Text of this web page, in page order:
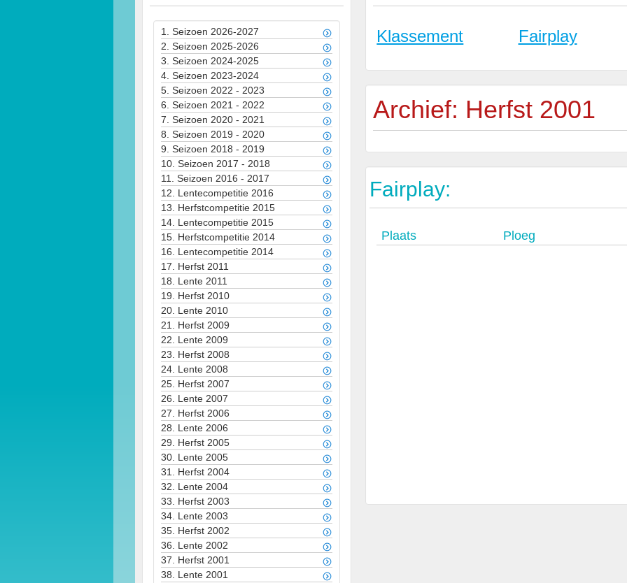
1. Seizoen 2026-2027
2. Seizoen 2025-2026
3. Seizoen 2024-2025
4. Seizoen 2023-2024
5. Seizoen 2022 - 2023
6. Seizoen 2021 - 2022
7. Seizoen 2020 - 2021
8. Seizoen 2019 - 2020
9. Seizoen 2018 - 2019
10. Seizoen 2017 - 2018
11. Seizoen 2016 - 2017
12. Lentecompetitie 2016
13. Herfstcompetitie 2015
14. Lentecompetitie 2015
15. Herfstcompetitie 2014
16. Lentecompetitie 2014
17. Herfst 2011
18. Lente 2011
19. Herfst 2010
20. Lente 2010
21. Herfst 2009
22. Lente 2009
23. Herfst 2008
24. Lente 2008
25. Herfst 2007
26. Lente 2007
27. Herfst 2006
28. Lente 2006
29. Herfst 2005
30. Lente 2005
31. Herfst 2004
32. Lente 2004
33. Herfst 2003
34. Lente 2003
35. Herfst 2002
36. Lente 2002
37. Herfst 2001
38. Lente 2001
Klassement Fairplay
Archief: Herfst 2001
Fairplay:
Plaats Ploeg